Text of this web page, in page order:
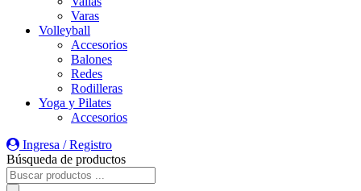
Varas
Volleyball
Accesorios
Balones
Redes
Rodilleras
Yoga y Pilates
Accesorios
Ingresa / Registro
Búsqueda de productos